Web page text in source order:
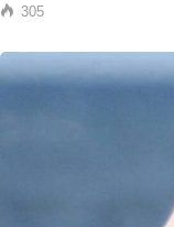
305